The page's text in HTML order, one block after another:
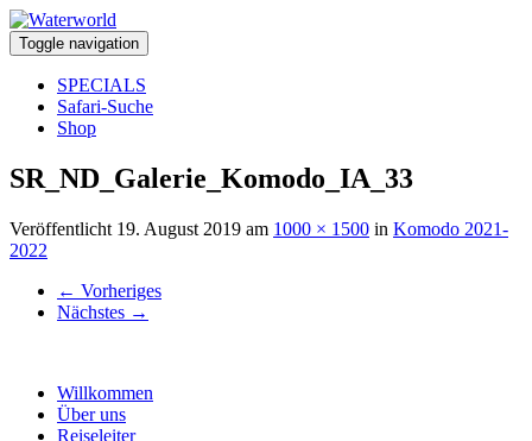
Toggle navigation
SPECIALS
Safari-Suche
Shop
SR_ND_Galerie_Komodo_IA_33
Veröffentlicht 19. August 2019 am 1000 × 1500 in Komodo 2021-
2022
← Vorheriges
Nächstes →
Willkommen
Über uns
Reiseleiter